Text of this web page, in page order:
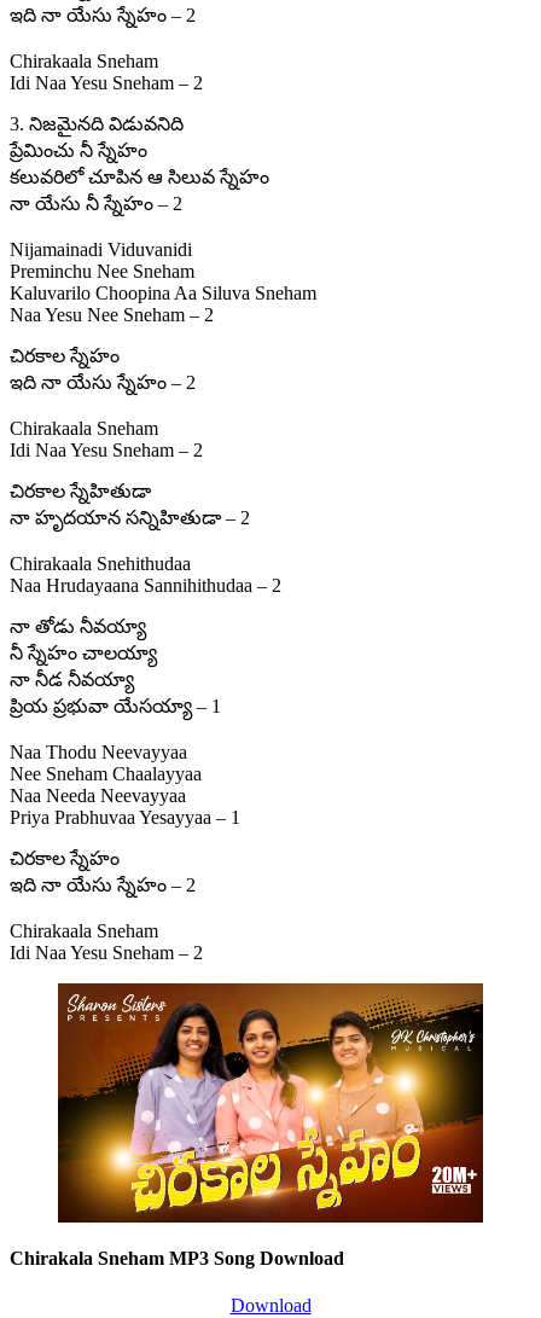
ఇది నా యేసు స్నేహం – 2
Chirakaala Sneham
Idi Naa Yesu Sneham – 2
3. నిజమైనది విడువనిది
ప్రేమించు నీ స్నేహం
కలువరిలో చూపిన ఆ సిలువ స్నేహం
నా యేసు నీ స్నేహం – 2
Nijamainadi Viduvanidi
Preminchu Nee Sneham
Kaluvarilo Choopina Aa Siluva Sneham
Naa Yesu Nee Sneham – 2
చిరకాల స్నేహం
ఇది నా యేసు స్నేహం – 2
Chirakaala Sneham
Idi Naa Yesu Sneham – 2
చిరకాల స్నేహితుడా
నా హృదయాన సన్నిహితుడా – 2
Chirakaala Snehithudaa
Naa Hrudayaana Sannihithudaa – 2
నా తోడు నీవయ్యా
నీ స్నేహం చాలయ్యా
నా నీడ నీవయ్యా
ప్రియ ప్రభువా యేసయ్యా – 1
Naa Thodu Neevayyaa
Nee Sneham Chaalayyaa
Naa Needa Neevayyaa
Priya Prabhuvaa Yesayyaa – 1
చిరకాల స్నేహం
ఇది నా యేసు స్నేహం – 2
Chirakaala Sneham
Idi Naa Yesu Sneham – 2
Chirakala Sneham MP3 Song Download
Download